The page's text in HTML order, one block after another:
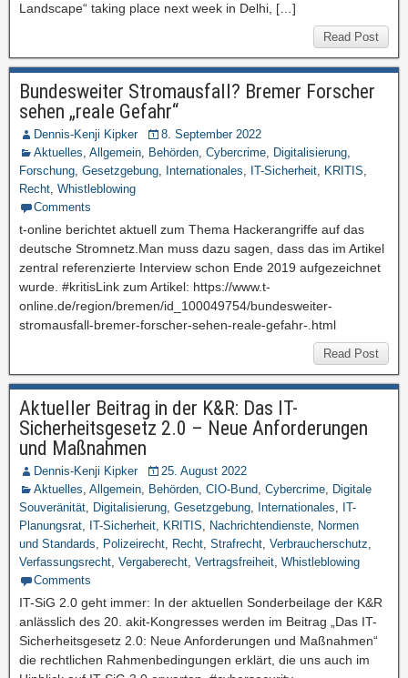
Landscape“ taking place next week in Delhi, […]
Read Post
Bundesweiter Stromausfall? Bremer Forscher
sehen „reale Gefahr“
Dennis-Kenji Kipker
8. September 2022
Aktuelles, Allgemein, Behörden, Cybercrime, Digitalisierung,
Forschung, Gesetzgebung, Internationales, IT-Sicherheit, KRITIS,
Recht, Whistleblowing
Comments
t-online berichtet aktuell zum Thema Hackerangriffe auf das
deutsche Stromnetz.Man muss dazu sagen, dass das im Artikel
zentral referenzierte Interview schon Ende 2019 aufgezeichnet
wurde. #kritisLink zum Artikel: https://www.t-
online.de/region/bremen/id_100049754/bundesweiter-
stromausfall-bremer-forscher-sehen-reale-gefahr-.html
Read Post
Aktueller Beitrag in der K&R: Das IT-
Sicherheitsgesetz 2.0 – Neue Anforderungen
und Maßnahmen
Dennis-Kenji Kipker
25. August 2022
Aktuelles, Allgemein, Behörden, CIO-Bund, Cybercrime, Digitale
Souveränität, Digitalisierung, Gesetzgebung, Internationales, IT-
Planungsrat, IT-Sicherheit, KRITIS, Nachrichtendienste, Normen
und Standards, Polizeirecht, Recht, Strafrecht, Verbraucherschutz,
Verfassungsrecht, Vergaberecht, Vertragsfreiheit, Whistleblowing
Comments
IT-SiG 2.0 geht immer: In der aktuellen Sonderbeilage der K&R
anlässlich des 20. akit-Kongresses werden im Beitrag „Das IT-
Sicherheitsgesetz 2.0: Neue Anforderungen und Maßnahmen“
die rechtlichen Rahmenbedingungen erklärt, die uns auch im